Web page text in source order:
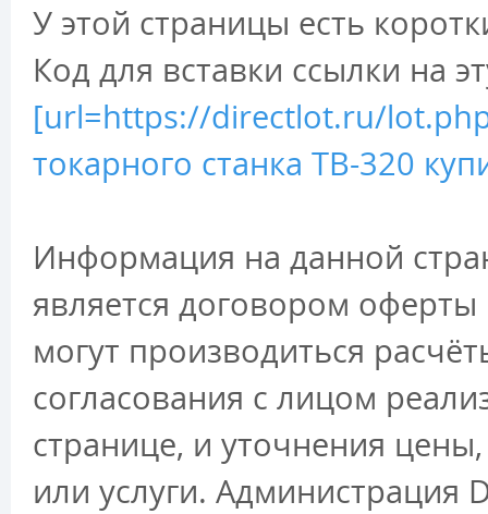
У этой страницы есть
Код для вставки ссылки на
[url=https://directlot.ru/
токарного станка ТВ-320
Информация на данной
является договором
могут производиться
согласования с лицом
странице, и уточнения
или услуги. Администрация